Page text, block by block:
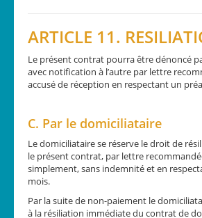
ARTICLE 11.
Le présent contrat pourra être dénoncé
avec notification à l’autre par lettre
accusé de réception en respectant un
C. Par le domiciliataire
Le domiciliataire se réserve le droit de
le présent contrat, par lettre
simplement, sans indemnité et en
mois.
Par la suite de non-paiement le
à la résiliation immédiate du contrat de